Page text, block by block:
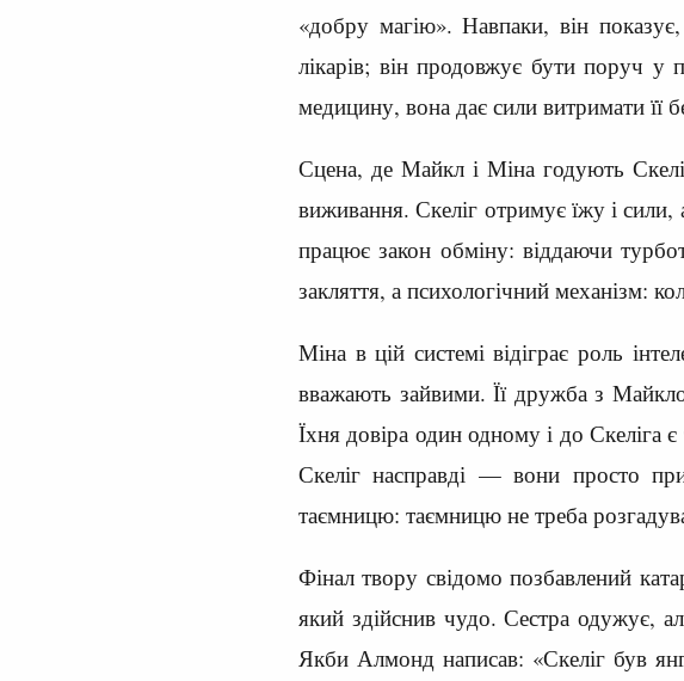
«добру магію». Навпаки, він
лікарів; він продовжує бути поруч у
медицину, вона дає сили витримати її
Сцена, де Майкл і Міна годують
виживання. Скеліг отримує їжу і
працює закон обміну: віддаючи
закляття, а психологічний механізм:
Міна в цій системі відіграє роль
вважають зайвими. Її дружба з
Їхня довіра один одному і до Скеліга
Скеліг насправді — вони просто
таємницю: таємницю не треба
Фінал твору свідомо позбавлений
який здійснив чудо. Сестра одужує,
Якби Алмонд написав: «Скеліг був